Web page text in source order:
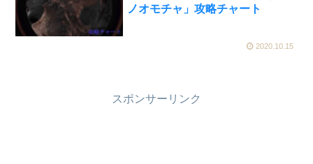
ノオモチャ」攻略チャート
2020.10.15
スポンサーリンク